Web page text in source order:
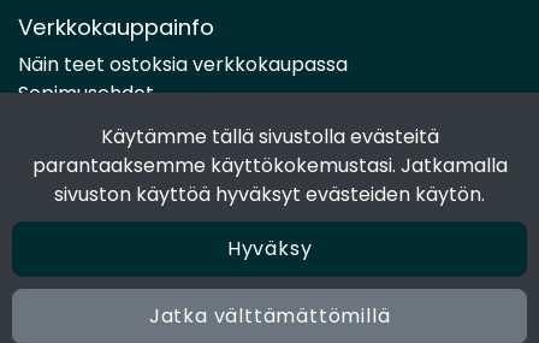
Käytämme tällä sivustolla evästeitä
parantaaksemme käyttökokemustasi. Jatkamalla
sivuston käyttöä hyväksyt evästeiden käytön.
Hyväksy
Jatka välttämättömillä
Verkkokauppainfo
Näin teet ostoksia verkkokaupassa
Sopimusehdot
Toimitustavat
Maksutavat
Tietosuojaseloste
Seuraa sosiaalisessa mediassa
Facebook